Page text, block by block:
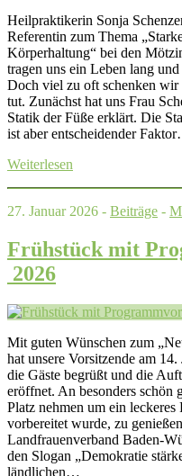
Heilpraktikerin Sonja
Referentin zum Thema
Körperhaltung“ bei den
tragen uns ein Leben lang
Doch viel zu oft schenken wir
tut. Zunächst hat uns Frau
Statik der Füße erklärt. Die
ist aber entscheidender
Weiterlesen
27. Januar 2026 - Beiträge -
Frühstück mit
2026
Mit guten Wünschen zum
hat unsere Vorsitzende am
die Gäste begrüßt und die
eröffnet. An besonders schön
Platz nehmen um ein
vorbereitet wurde, zu
Landfrauenverband Baden-
den Slogan „Demokratie
ländlichen…